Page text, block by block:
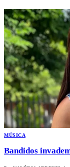
MÚSICA
Bandidos